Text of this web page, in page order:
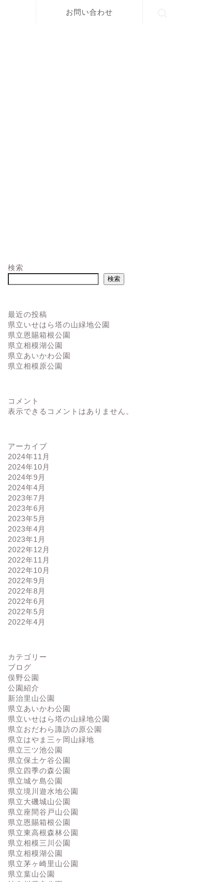
お問い合わせ
検索
検索
最近の投稿
県立いせはら塔の山緑地公園
県立恩賜箱根公園
県立相模湖公園
県立あいかわ公園
県立相模原公園
コメント
表示できるコメントはありません。
アーカイブ
2024年11月
2024年10月
2024年9月
2024年4月
2023年7月
2023年6月
2023年5月
2023年4月
2023年1月
2022年12月
2022年11月
2022年10月
2022年9月
2022年8月
2022年6月
2022年5月
2022年4月
カテゴリー
ブログ
俣野公園
公園紹介
新治里山公園
県立あいかわ公園
県立いせはら塔の山緑地公園
県立おだわら諏訪の原公園
県立はやま三ヶ岡山緑地
県立三ツ池公園
県立保土ケ谷公園
県立四季の森公園
県立城ケ島公園
県立境川遊水地公園
県立大磯城山公園
県立座間谷戸山公園
県立恩賜箱根公園
県立東高根森林公園
県立相模三川公園
県立相模湖公園
県立茅ヶ崎里山公園
県立葉山公園